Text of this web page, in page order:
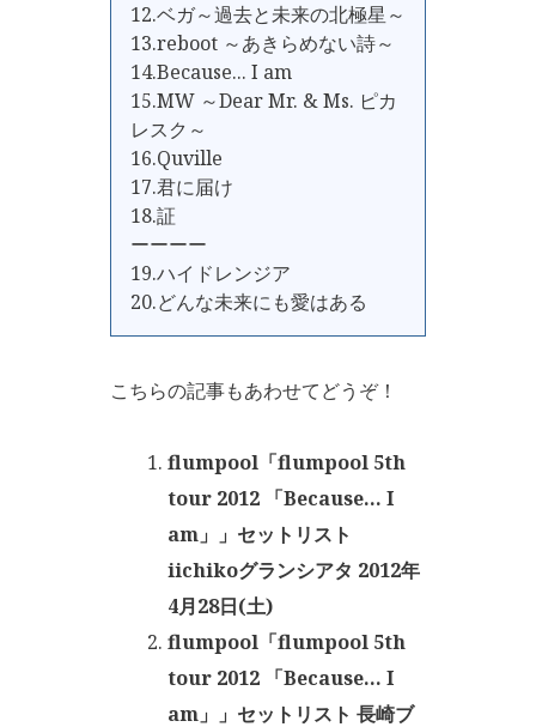
12.ベガ～過去と未来の北極星～
13.reboot ～あきらめない詩～
14.Because... I am
15.MW ～Dear Mr. & Ms. ピカ
レスク～
16.Quville
17.君に届け
18.証
ーーーー
19.ハイドレンジア
20.どんな未来にも愛はある
こちらの記事もあわせてどうぞ！
flumpool「flumpool 5th
tour 2012 「Because… I
am」」セットリスト
iichikoグランシアタ 2012年
4月28日(土)
flumpool「flumpool 5th
tour 2012 「Because… I
am」」セットリスト 長崎ブ